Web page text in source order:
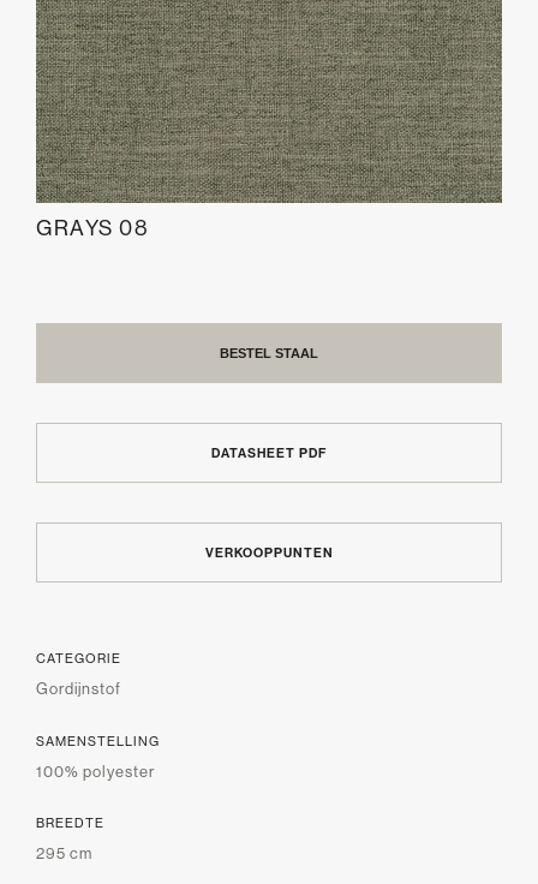
GRAYS 08
BESTEL STAAL
DATASHEET PDF
VERKOOPPUNTEN
CATEGORIE
Gordijnstof
SAMENSTELLING
100% polyester
BREEDTE
295 cm